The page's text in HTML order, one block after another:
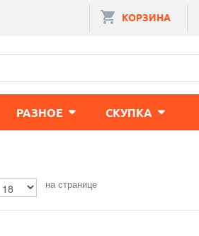
КОРЗИНА
РАЗНОЕ CКУПКА
на странице